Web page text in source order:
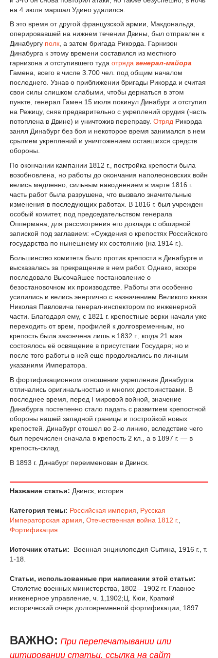
на 4 июля маршал Удино удалился.
В это время от другой французской армии, Макдональда,
оперировавшей на нижнем течении Двины, был отправлен к
Динабургу полк, а затем бригада Рикорда. Гарнизон
Динабурга к этому времени составился из местного
гарнизона и отступившего туда отряда генерал-майора
Гамена, всего в числе 3.700 чел. под общим началом
последнего. Узнав о приближении бригады Рикорда и считая
свои силы слишком слабыми, чтобы держаться в этом
пункте, генерал Гамен 15 июля покинул Динабург и отступил
на Режицу, сняв предварительно с укреплений орудия (часть
потоплена в Двине) и уничтожив переправу. Отряд Рикорда
занял Динабург без боя и некоторое время занимался в нем
срытием укреплений и уничтожением оставшихся средств
обороны.
По окончании кампании 1812 г., постройка крепости была
возобновлена, но работы до окончания наполеоновских войн
велись медленно; сильным наводнением в марте 1816 г.
часть работ была разрушена, что вызвало значительные
изменения в последующих работах. В 1816 г. был учрежден
особый комитет, под председательством генерала
Оппермана, для рассмотрения его доклада с обширной
запиской под заглавием: «Суждения о крепостях Российского
государства по нынешнему их состоянию (на 1914 г.).
Большинство комитета было против крепости в Динабурге и
высказалась за прекращение в нем работ. Однако, вскоре
последовало Высочайшее постановление о
безостановочном их производстве. Работы эти особенно
усилились и велись энергично с назначением Великого князя
Николая Павловича генерал-инспектором по инженерной
части. Благодаря ему, с 1821 г. крепостные верки начали уже
переходить от врем, профилей к долговременным, но
крепость была закончена лишь в 1832 г., когда 21 мая
состоялось её освящение в присутствии Государя; но и
после того работы в ней еще продолжались по личным
указаниям Императора.
В фортификационном отношении укрепления Динабурга
отличались оригинальностью и многих достоинствами. В
последнее время, перед I мировой войной, значение
Динабурга постепенно стало падать с развитием крепостной
обороны нашей западной границы и постройкой новых
крепостей. Динабург отошел во 2-ю линию, вследствие чего
был перечислен сначала в крепость 2 кл., а в 1897 г. — в
крепость-склад.
В 1893 г. Динабург переименован в Двинск.
Название статьи: Двинск, история
Категория темы: Российская империя, Русская
Императорская армия, Отечественная война 1812 г.,
Фортификация
Источник статьи:
Военная энциклопедия Сытина, 1916 г., т.
1-18.
Статьи, использованные при написании этой статьи:
Столетие военных министерства, 1802—1902 гг. Главное
инженерное управление, ч. 1,1902;Ц. Кюи, Краткий
исторический очерк долговременной фортификации, 1897
ВАЖНО: При перепечатывании или
цитировании статьи, ссылка на сайт